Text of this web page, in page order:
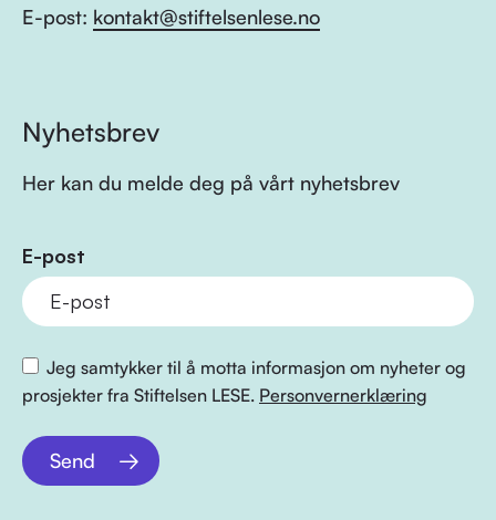
E-post: kontakt@stiftelsenlese.no
Nyhetsbrev
Her kan du melde deg på vårt nyhetsbrev
E-post
Jeg samtykker til å motta informasjon om nyheter og
prosjekter fra Stiftelsen LESE. Personvernerklæring
Send